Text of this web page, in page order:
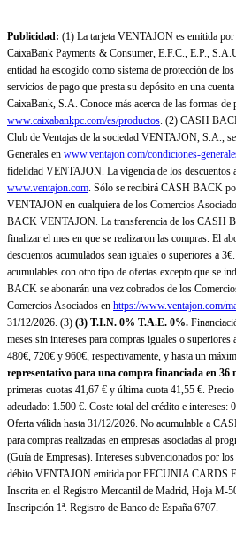
Publicidad: (1) La tarjeta VENTAJON es emitida
CaixaBank Payments & Consumer, E.F.C., E.P.,
entidad ha escogido como sistema de protección de
servicios de pago que presta su depósito en una
CaixaBank, S.A. Conoce más acerca de las formas de
www.caixabankpc.com/es/productos. (2) CASH
Club de Ventajas de la sociedad VENTAJON, S.A.,
Generales en www.ventajon.com/condiciones-
fidelidad VENTAJON. La vigencia de los descuentos
www.ventajon.com. Sólo se recibirá CASH BACK
VENTAJON en cualquiera de los Comercios
BACK VENTAJON. La transferencia de los CASH
finalizar el mes en que se realizaron las compras. El
descuentos acumulados sean iguales o superiores a
acumulables con otro tipo de ofertas excepto que se
BACK se abonarán una vez cobrados de los
Comercios Asociados en https://www.ventajon.com/
31/12/2026. (3) (3) T.I.N. 0% T.A.E. 0%.
meses sin intereses para compras iguales o
480€, 720€ y 960€, respectivamente, y hasta un
representativo para una compra financiada en 36
primeras cuotas 41,67 € y última cuota 41,55 €.
adeudado: 1.500 €. Coste total del crédito e intereses:
Oferta válida hasta 31/12/2026. No acumulable a
para compras realizadas en empresas asociadas al
(Guía de Empresas). Intereses subvencionados por
débito VENTAJON emitida por PECUNIA CARDS
Inscrita en el Registro Mercantil de Madrid, Hoja M-
Inscripción 1ª. Registro de Banco de España 6707.